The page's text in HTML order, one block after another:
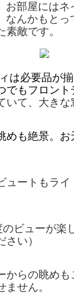
お部屋にはネ
なんかもとっ
素敵です。
は必要品が
でもフロン
いて、大きな
めも絶景。
ュートもラ
ビューが楽
い）
からの眺め
せん。